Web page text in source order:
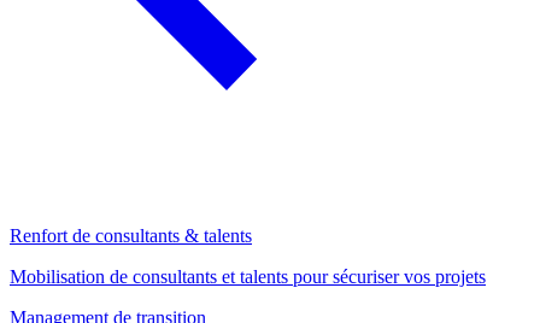
Renfort de consultants & talents
Mobilisation de consultants et talents pour sécuriser vos projets
Management de transition